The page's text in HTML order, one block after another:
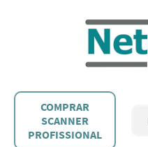
COMPRAR
SCANNER
PROFISSIONAL